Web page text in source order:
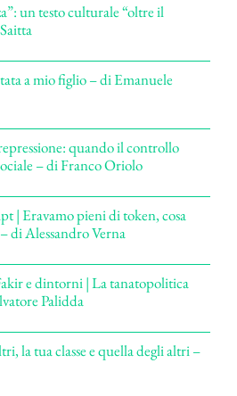
un testo culturale “oltre il
a mio figlio – di Emanuele
quando il controllo
– di Franco Oriolo
| Eravamo pieni di token, cosa
di Alessandro Verna
e dintorni | La tanatopolitica
Palidda
la tua classe e quella degli altri –